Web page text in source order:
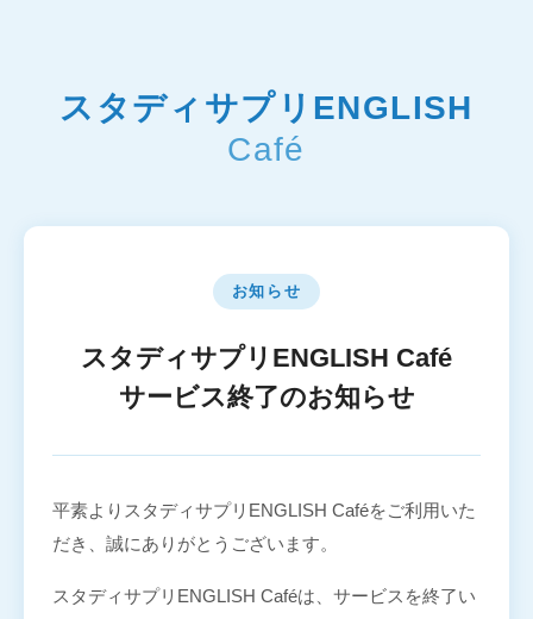
スタディサプリENGLISH
Café
お知らせ
スタディサプリENGLISH Café
サービス終了のお知らせ
平素よりスタディサプリENGLISH Caféをご利用いた
だき、誠にありがとうございます。
スタディサプリENGLISH Caféは、サービスを終了い